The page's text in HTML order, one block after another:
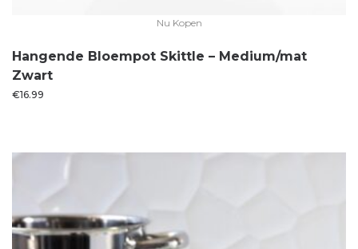
Nu Kopen
Hangende Bloempot Skittle – Medium/mat
Zwart
€16.99